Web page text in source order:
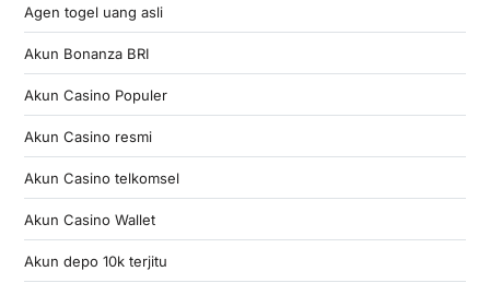
Agen togel uang asli
Akun Bonanza BRI
Akun Casino Populer
Akun Casino resmi
Akun Casino telkomsel
Akun Casino Wallet
Akun depo 10k terjitu